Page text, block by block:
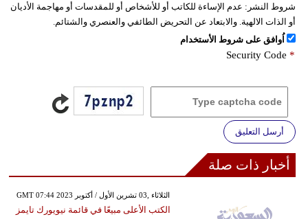
شروط النشر: عدم الإساءة للكاتب أو للأشخاص أو للمقدسات أو مهاجمة الأديان
أو الذات الالهية. والابتعاد عن التحريض الطائفي والعنصري والشتائم.
اُوافق على شروط الأستخدام
Security Code *
أرسل التعليق
أخبار ذات صلة
GMT 07:44 2023 الثلاثاء ,03 تشرين الأول / أكتوبر
الكتب الأعلى مبيعًا في قائمة نيويورك تايمز